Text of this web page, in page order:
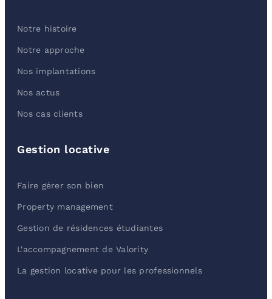
Notre histoire
Notre approche
Nos implantations
Nos actus
Nos cas clients
Gestion locative
Faire gérer son bien
Property management
Gestion de résidences étudiantes
L'accompagnement de Valority
La gestion locative pour les professionnels